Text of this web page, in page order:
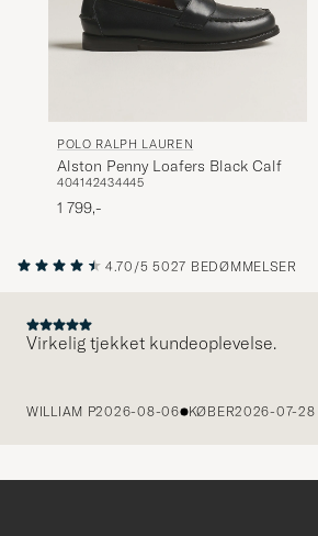
POLO RALPH LAUREN
Alston Penny Loafers Black Calf
404142434445
1 799,-
4.70/5 5027 BEDØMMELSER
Virkelig tjekket kundeoplevelse.
WILLIAM P2026-08-06 KØBER2026-07-28